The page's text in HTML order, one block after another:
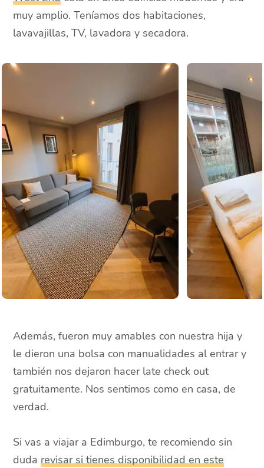
muy amplio. Teníamos dos habitaciones,
lavavajillas, TV, lavadora y secadora.
Además, fueron muy amables con nuestra hija y
le dieron una bolsa con manualidades al entrar y
también nos dejaron hacer late check out
gratuitamente. Nos sentimos como en casa, de
verdad.
Si vas a viajar a Edimburgo, te recomiendo sin
dudarevisar si tienes disponibilidad en este